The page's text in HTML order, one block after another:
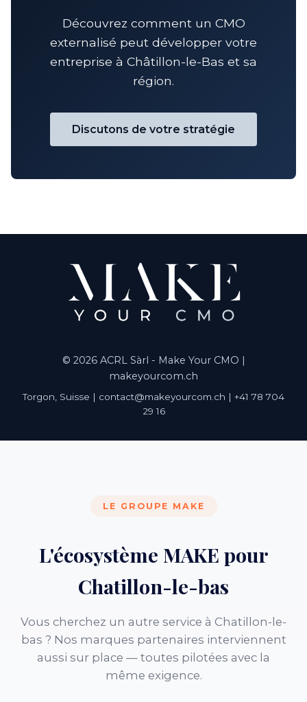
Découvrez comment un CMO
externalisé peut développer votre
entreprise à Châtillon-le-Bas et sa
région.
Discutons de votre stratégie
© 2026 ACRL Sàrl - Make Your CMO |
makeyourcom.ch
Torgon, Suisse | contact@makeyourcom.ch | +41 78 704
29 16
LE GROUPE MAKE
L'écosystème MAKE pour
Chatillon-le-bas
Vous cherchez un autre service à Chatillon-le-
bas ? Nos marques partenaires interviennent
aussi sur place — toutes pilotées avec la
même exigence.